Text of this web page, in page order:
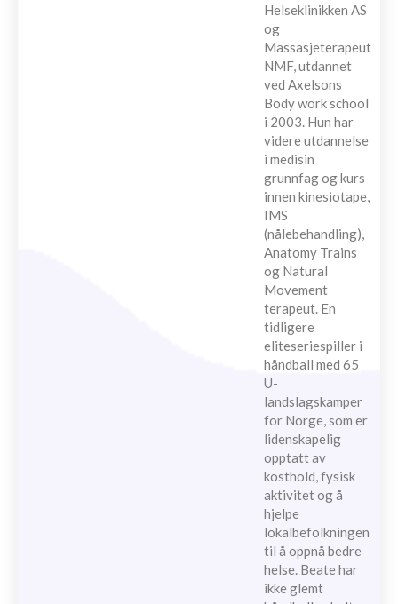
Helseklinikken AS
og
Massasjeterapeut
NMF, utdannet
ved Axelsons
Body work school
i 2003. Hun har
videre utdannelse
i medisin
grunnfag og kurs
innen kinesiotape,
IMS
(nålebehandling),
Anatomy Trains
og Natural
Movement
terapeut. En
tidligere
eliteseriespiller i
håndball med 65
U-
landslagskamper
for Norge, som er
lidenskapelig
opptatt av
kosthold, fysisk
aktivitet og å
hjelpe
lokalbefolkningen
til å oppnå bedre
helse. Beate har
ikke glemt